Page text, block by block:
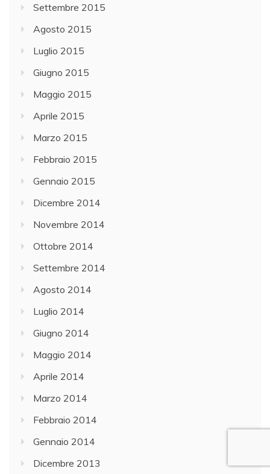
Settembre 2015
Agosto 2015
Luglio 2015
Giugno 2015
Maggio 2015
Aprile 2015
Marzo 2015
Febbraio 2015
Gennaio 2015
Dicembre 2014
Novembre 2014
Ottobre 2014
Settembre 2014
Agosto 2014
Luglio 2014
Giugno 2014
Maggio 2014
Aprile 2014
Marzo 2014
Febbraio 2014
Gennaio 2014
Dicembre 2013